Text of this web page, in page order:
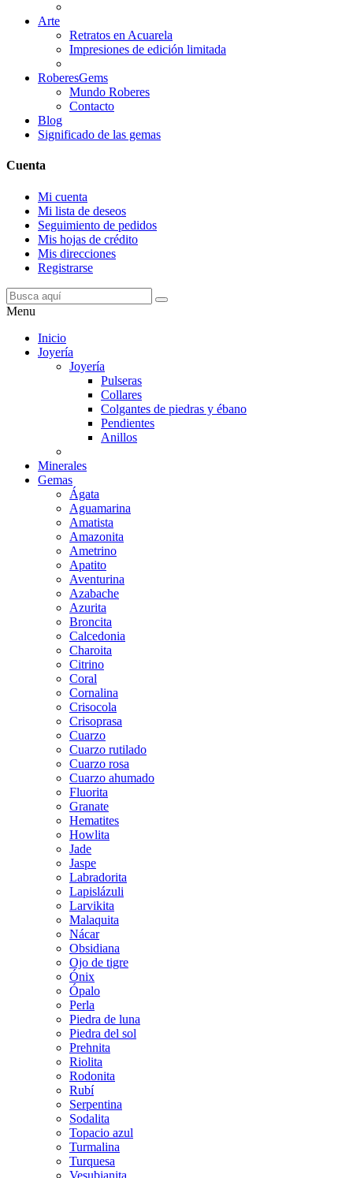
Arte
Retratos en Acuarela
Impresiones de edición limitada
RoberesGems
Mundo Roberes
Contacto
Blog
Significado de las gemas
Cuenta
Mi cuenta
Mi lista de deseos
Seguimiento de pedidos
Mis hojas de crédito
Mis direcciones
Registrarse
Menu
Inicio
Joyería
Joyería
Pulseras
Collares
Colgantes de piedras y ébano
Pendientes
Anillos
Minerales
Gemas
Ágata
Aguamarina
Amatista
Amazonita
Ametrino
Apatito
Aventurina
Azabache
Azurita
Broncita
Calcedonia
Charoita
Citrino
Coral
Cornalina
Crisocola
Crisoprasa
Cuarzo
Cuarzo rutilado
Cuarzo rosa
Cuarzo ahumado
Fluorita
Granate
Hematites
Howlita
Jade
Jaspe
Labradorita
Lapislázuli
Larvikita
Malaquita
Nácar
Obsidiana
Ojo de tigre
Ónix
Ópalo
Perla
Piedra de luna
Piedra del sol
Prehnita
Riolita
Rodonita
Rubí
Serpentina
Sodalita
Topacio azul
Turmalina
Turquesa
Vesubianita